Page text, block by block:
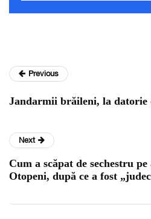
Previous
Jandarmii brăileni, la datorie
Next
Cum a scăpat de sechestru
Otopeni, după ce a fost